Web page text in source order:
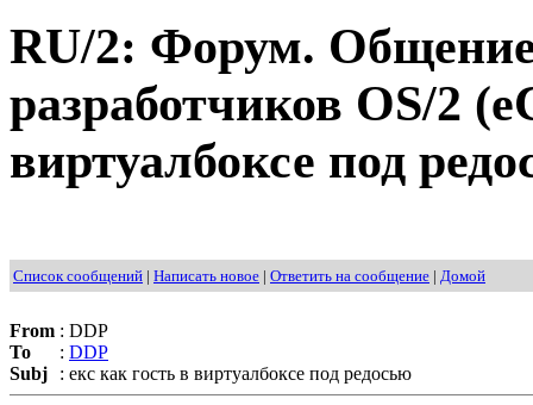
RU/2: Форум. Общение
разработчиков OS/2
виртуалбоксе под
Список сообщений | Написать новое | Ответить на сообщение | Домой
From : DDP
To
: DDP
Subj
: екс как гость в виртуалбоксе под редосью